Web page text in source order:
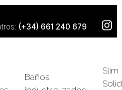
(+34) 661 240 679
Baños
Slim
Solid